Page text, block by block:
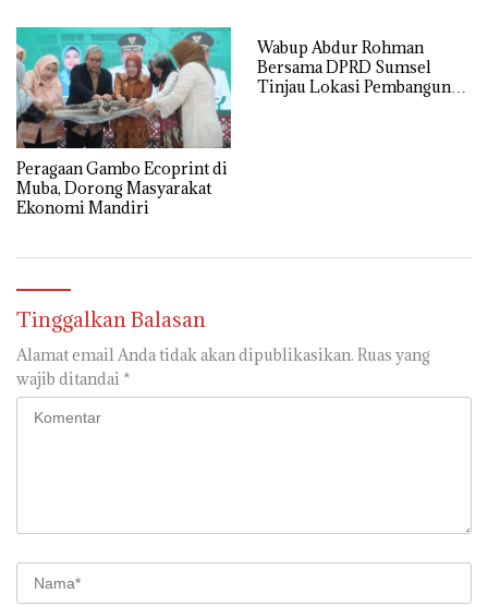
Peragaan Gambo Ecoprint di
Muba, Dorong Masyarakat
Ekonomi Mandiri
Wabup Abdur Rohman
Bersama DPRD Sumsel
Tinjau Lokasi Pembangunan
Tinggalkan Balasan
Alamat email Anda tidak akan dipublikasikan. Ruas yang
wajib ditandai *